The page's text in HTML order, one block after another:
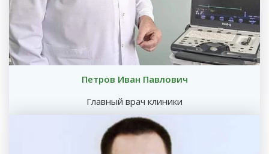
Петров Иван Павлович
Главный врач клиники